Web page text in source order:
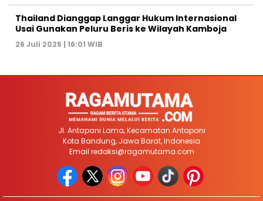
Thailand Dianggap Langgar Hukum Internasional
Usai Gunakan Peluru Beris ke Wilayah Kamboja
26 Juli 2025 | 16:01 WIB
Jl. Antapani Lama, Kecamatan Antapani
Kota Bandung, Jawa Barat, Indonesia
Email redaksi@ragamutama.com